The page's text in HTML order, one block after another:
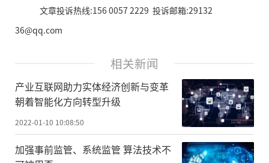
文章投诉热线:156 0057 2229 投诉邮箱:29132
36@qq.com
相关新闻
产业互联网助力实体经济创新与变革
朝着智能化方向转型升级
2022-01-10 10:08:50
加强事前监管、系统监管 算法技术不